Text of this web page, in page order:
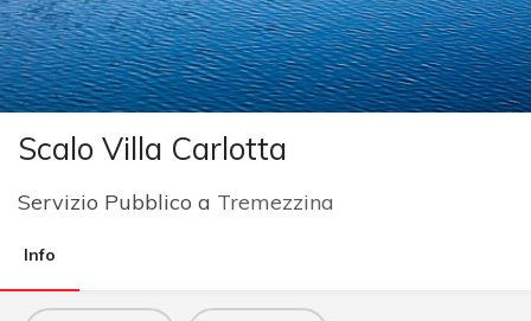
Scalo Villa Carlotta
Servizio Pubblico a Tremezzina
Info